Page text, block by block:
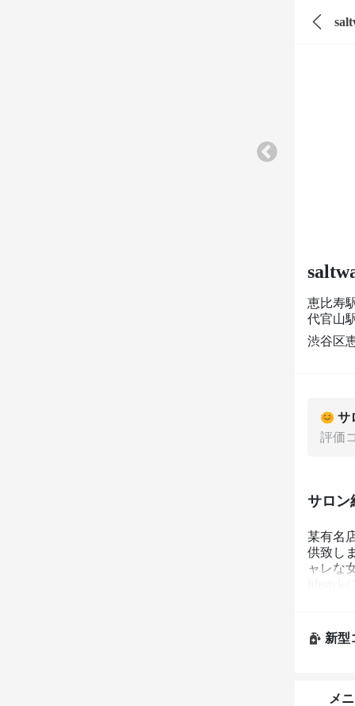
恵比寿
代官山
渋谷区
サ
評価
サロン
某有名
供致し
ャレな
新型
メ